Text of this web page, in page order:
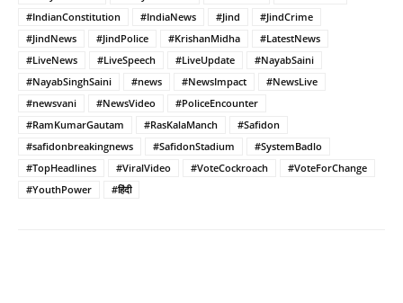
#IndianConstitution
#IndiaNews #Jind
#JindCrime
#JindNews
#JindPolice #KrishanMidha
#LatestNews
#LiveNews
#LiveSpeech #LiveUpdate
#NayabSaini
#NayabSinghSaini
#news #NewsImpact
#NewsLive
#newsvani
#NewsVideo
#PoliceEncounter
#RamKumarGautam
#RasKalaManch
#Safidon
#safidonbreakingnews
#SafidonStadium
#SystemBadlo
#TopHeadlines
#ViralVideo #VoteCockroach
#VoteForChange
#YouthPower
#हिंदी